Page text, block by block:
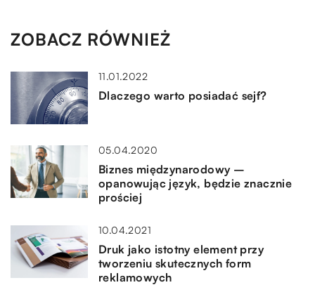
ZOBACZ RÓWNIEŻ
11.01.2022
Dlaczego warto posiadać sejf?
05.04.2020
Biznes międzynarodowy –
opanowując język, będzie znacznie
prościej
10.04.2021
Druk jako istotny element przy
tworzeniu skutecznych form
reklamowych